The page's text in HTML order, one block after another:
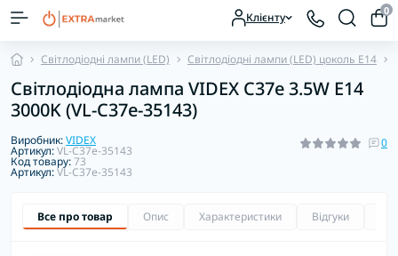
Клієнту 0
Світлодіодні лампи (LED) Світлодіодні лампи (LED) цоколь E14
Світлодіодна лампа VIDEX C37e 3.5W E14
3000K (VL-C37e-35143)
Виробник:VIDEX
Артикул:VL-C37e-35143
Код товару:73
Артикул:VL-C37e-35143
0
Все про товар Опис Характеристики Відгуки